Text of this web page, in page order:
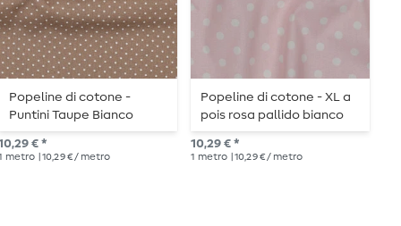
Popeline di cotone -
Puntini Taupe Bianco
€ *
metro | 10,29 € / metro
Popeline di cotone - XL a
pois rosa pallido bianco
10,29 € *
1 metro | 10,29 € / metro